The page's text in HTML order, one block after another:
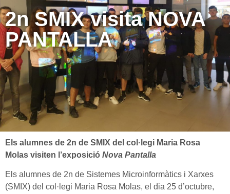
2n SMIX visita NOVA
PANTALLA
Els alumnes de 2n de SMIX del col·legi Maria Rosa
Molas visiten l’exposició Nova Pantalla
Els alumnes de 2n de Sistemes Microinformàtics i Xarxes
(SMIX) del col·legi Maria Rosa Molas, el dia 25 d’octubre,